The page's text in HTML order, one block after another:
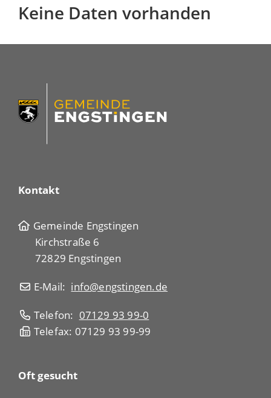
Keine Daten vorhanden
Kontakt
Gemeinde Engstingen
Kirchstraße 6
72829 Engstingen
E-Mail: info@engstingen.de
Telefon: 07129 93 99-0
Telefax: 07129 93 99-99
Oft gesucht